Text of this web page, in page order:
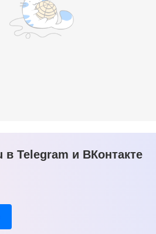
Telegram и ВКонтакте